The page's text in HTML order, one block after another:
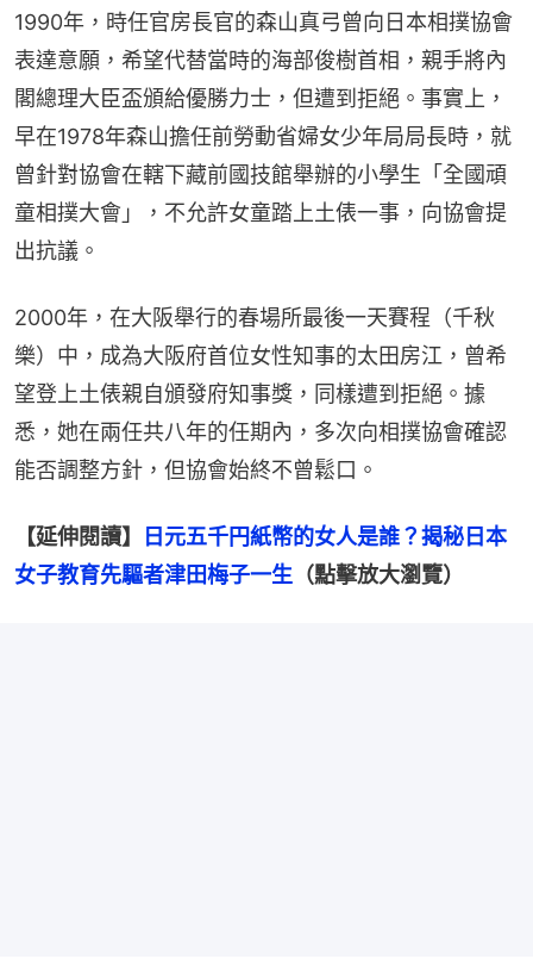
1990年，時任官房長官的森山真弓曾向日本相撲協會
表達意願，希望代替當時的海部俊樹首相，親手將內
閣總理大臣盃頒給優勝力士，但遭到拒絕。事實上，
早在1978年森山擔任前勞動省婦女少年局局長時，就
曾針對協會在轄下藏前國技館舉辦的小學生「全國頑
童相撲大會」，不允許女童踏上土俵一事，向協會提
出抗議。
2000年，在大阪舉行的春場所最後一天賽程（千秋
樂）中，成為大阪府首位女性知事的太田房江，曾希
望登上土俵親自頒發府知事獎，同樣遭到拒絕。據
悉，她在兩任共八年的任期內，多次向相撲協會確認
能否調整方針，但協會始終不曾鬆口。
【延伸閱讀】
日元五千円紙幣的女人是誰？揭秘日本
女子教育先驅者津田梅子一生 （點擊放大瀏覽）